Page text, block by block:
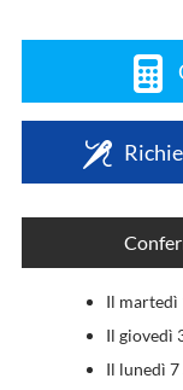
Il martedì
Il giovedì
Il lunedì